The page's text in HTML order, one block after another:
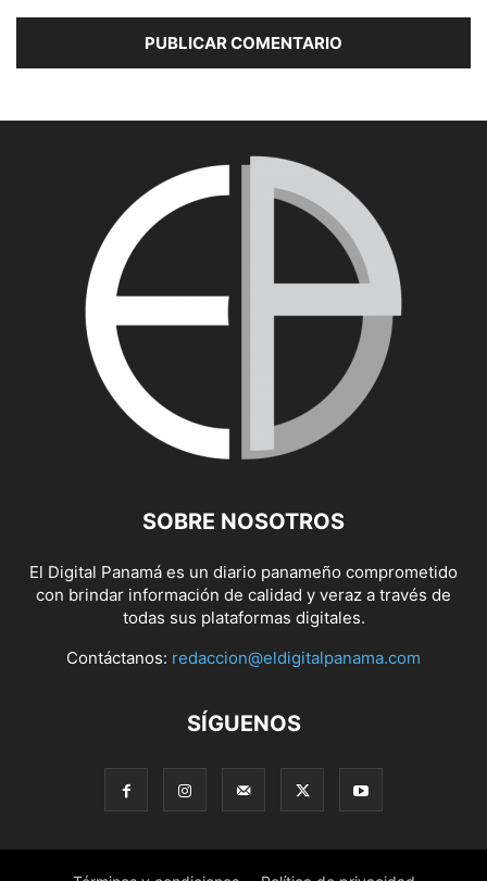
SOBRE NOSOTROS
El Digital Panamá es un diario panameño comprometido
con brindar información de calidad y veraz a través de
todas sus plataformas digitales.
Contáctanos: redaccion@eldigitalpanama.com
SÍGUENOS